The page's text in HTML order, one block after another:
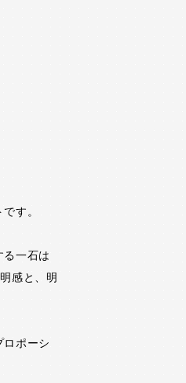
す。
る一石は
感と、明
ポーシ